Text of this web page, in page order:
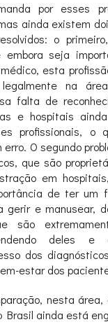
por esses
ainda existem
o
embora seja
esta
na
falta de
e hospitais
profissionais, o
O segundo
que são
em
de ter um
gerir e manusear,
são
deles e
dos
estar dos
nesta
Brasil ainda está